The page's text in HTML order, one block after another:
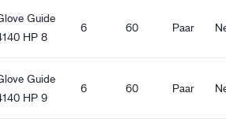
Guide
HP 8
6 60 Paar
Guide
HP 9
6 60 Paar